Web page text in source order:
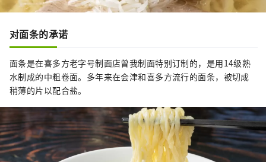
对面条的承诺
面条是在喜多方老字号制面店曾我制面特别订制的，是用14级熟
水制成的中粗卷面。多年来在会津和喜多方流行的面条，被切成
稍薄的片以配合盐。